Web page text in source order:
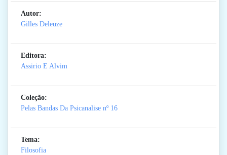
Autor:
Gilles Deleuze
Editora:
Assirio E Alvim
Coleção:
Pelas Bandas Da Psicanalise nº 16
Tema:
Filosofia